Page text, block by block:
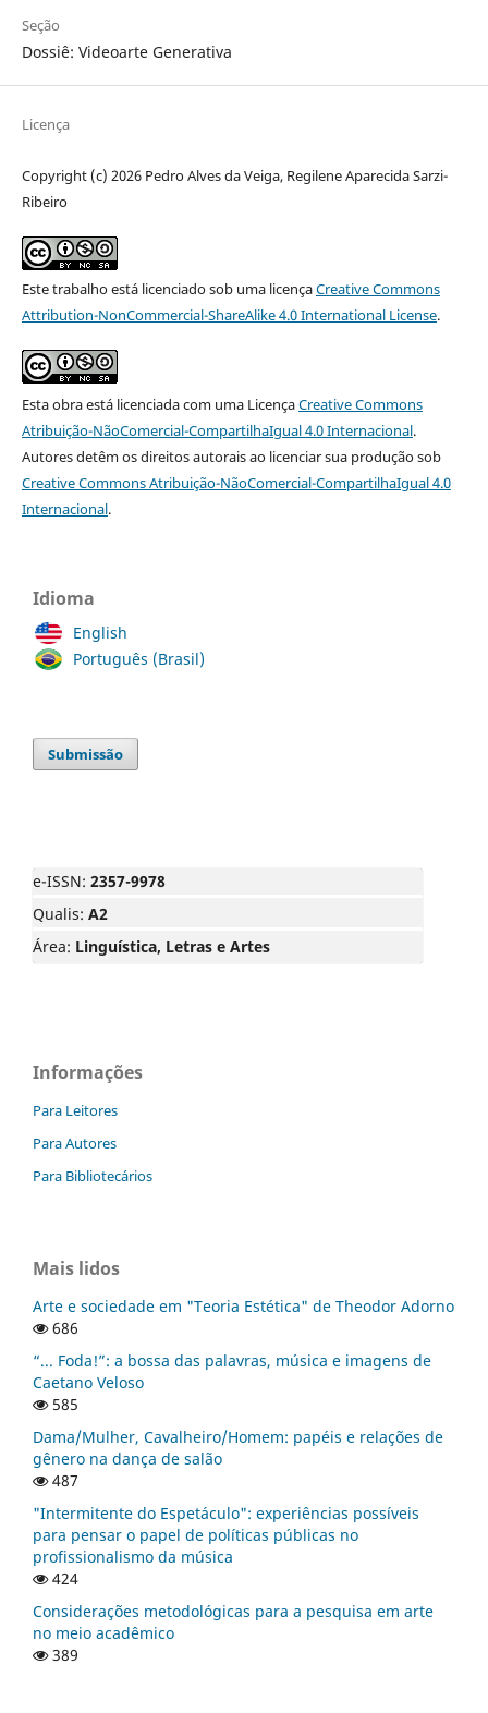
Seção
Dossiê: Videoarte Generativa
Licença
Copyright (c) 2026 Pedro Alves da Veiga, Regilene Aparecida Sarzi-
Ribeiro
Este trabalho está licenciado sob uma licençaCreative Commons
Attribution-NonCommercial-ShareAlike 4.0 International License.
Esta obra está licenciada com uma LicençaCreative Commons
Atribuição-NãoComercial-CompartilhaIgual 4.0 Internacional.
Autores detêm os direitos autorais ao licenciar sua produção sob
Creative Commons Atribuição-NãoComercial-CompartilhaIgual 4.0
Internacional.
Idioma
English
Português (Brasil)
Submissão
e-ISSN: 2357-9978
Qualis: A2
Área: Linguística, Letras e Artes
Informações
Para Leitores
Para Autores
Para Bibliotecários
Mais lidos
Arte e sociedade em "Teoria Estética" de Theodor Adorno
686
“... Foda!”: a bossa das palavras, música e imagens de
Caetano Veloso
585
Dama/Mulher, Cavalheiro/Homem: papéis e relações de
gênero na dança de salão
487
"Intermitente do Espetáculo": experiências possíveis
para pensar o papel de políticas públicas no
profissionalismo da música
424
Considerações metodológicas para a pesquisa em arte
no meio acadêmico
389